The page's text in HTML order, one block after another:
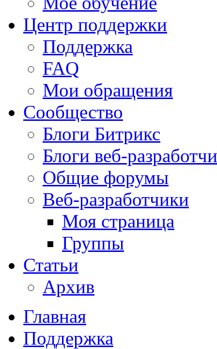
Центр поддержки
Поддержка
FAQ
Мои обращения
Сообщество
Блоги Битрикс
Блоги веб-
Общие форумы
Веб-разработчики
Моя страница
Группы
Статьи
Архив
Главная
Поддержка